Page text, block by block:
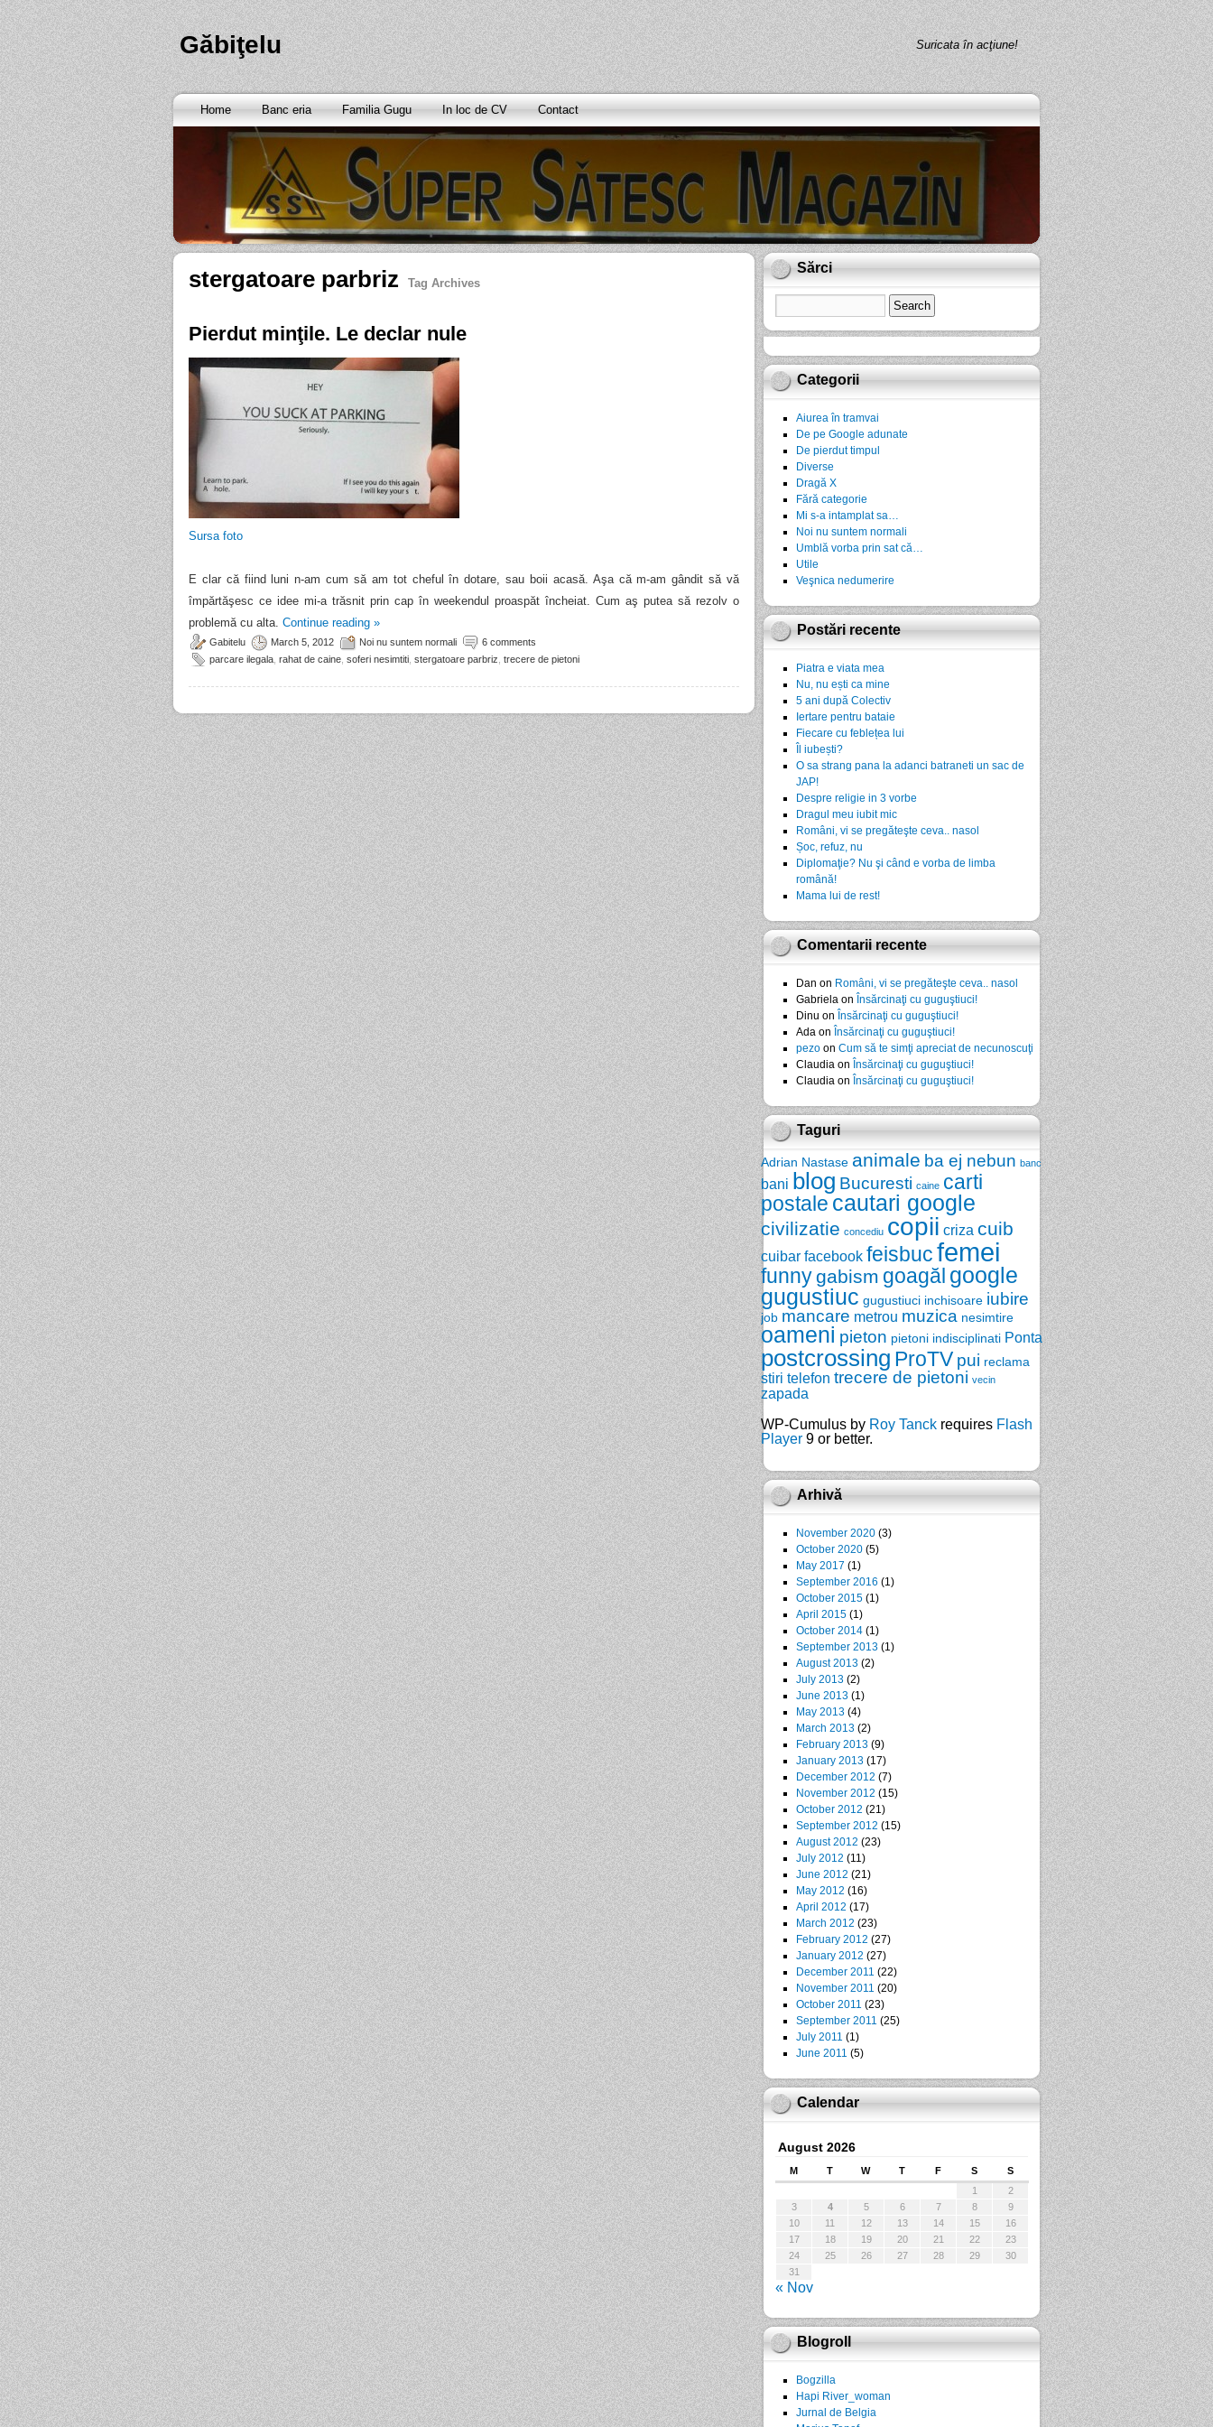
Găbiţelu Suricata în acţiune!
Home Banc eria Familia Gugu In loc de CV Contact
stergatoare parbriz Tag Archives
Pierdut minţile. Le declar nule
Sursa foto
E clar că fiind luni n-am cum să am tot cheful în dotare, sau boii acasă. Aşa că m-am gândit să vă
împărtăşesc ce idee mi-a trăsnit prin cap în weekendul proaspăt încheiat. Cum aş putea să rezolv o
problemă cu alta. Continue reading »
Gabitelu March 5, 2012 Noi nu suntem normali
6 comments
parcare ilegala rahat de caine soferi nesimtiti stergatoare parbriz trecere de pietoni
Sărci
Categorii
Aiurea în tramvai
De pe Google adunate
De pierdut timpul
Diverse
Dragă X
Fără categorie
Mi s-a intamplat sa…
Noi nu suntem normali
Umblă vorba prin sat că…
Utile
Veşnica nedumerire
Postări recente
Piatra e viata mea
Nu, nu ești ca mine
5 ani după Colectiv
Iertare pentru bataie
Fiecare cu feblețea lui
Îl iubești?
O sa strang pana la adanci batraneti un sac de
JAP!
Despre religie in 3 vorbe
Dragul meu iubit mic
Români, vi se pregăteşte ceva.. nasol
Șoc, refuz, nu
Diplomaţie? Nu şi când e vorba de limba
română!
Mama lui de rest!
Comentarii recente
Dan on Români, vi se pregăteşte ceva.. nasol
Gabrielaon Însărcinaţi cu guguştiuci!
Dinu on Însărcinaţi cu guguştiuci!
Adaon Însărcinaţi cu guguştiuci!
pezoon Cum să te simţi apreciat de necunoscuţi
Claudiaon Însărcinaţi cu guguştiuci!
Claudiaon Însărcinaţi cu guguştiuci!
Taguri
Adrian Nastase animale ba ej nebun banc
bani blog Bucuresti caine carti
postale cautari google
civilizatie concediu copii criza cuib
cuibar facebook feisbucfemei
funnygabism goagăl google
gugustiuc gugustiuci inchisoare iubire
job mancare metrou muzica nesimtire
oameni pieton pietoni indisciplinati Ponta
postcrossing ProTV pui reclama
stiri telefon trecere de pietoni vecin
zapada
WP-Cumulus by Roy Tanck requires Flash
Player 9 or better.
Arhivă
November 2020(3)
October 2020(5)
May 2017 (1)
September 2016 (1)
October 2015(1)
April 2015(1)
October 2014(1)
September 2013(1)
August 2013(2)
July 2013(2)
June 2013(1)
May 2013(4)
March 2013(2)
February 2013(9)
January 2013(17)
December 2012 (7)
November 2012 (15)
October 2012 (21)
September 2012 (15)
August 2012 (23)
July 2012 (11)
June 2012 (21)
May 2012 (16)
April 2012 (17)
March 2012 (23)
February 2012 (27)
January 2012 (27)
December 2011 (22)
November 2011 (20)
October 2011 (23)
September 2011 (25)
July 2011 (1)
June 2011 (5)
Calendar
August 2026
M T W T F S
S
1
2
3
4 5 6 7 8
9
10
11 12 13 14 15
16
17
18 19 20 21 22
23
24
25 26 27 28 29
30
31
« Nov
Blogroll
Bogzilla
Hapi River_woman
Jurnal de Belgia